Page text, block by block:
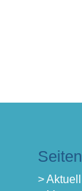
Seiten
> Aktuell